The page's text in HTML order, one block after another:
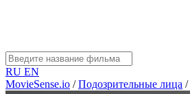
RU EN
MovieSense.io / Подозрительные лица /